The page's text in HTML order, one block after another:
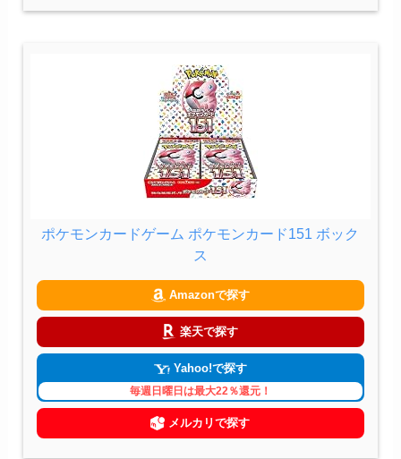
ポケモンカードゲーム ポケモンカード151 ボック
ス
Amazonで探す
楽天で探す
Yahoo!で探す
毎週日曜日は最大22％還元！
メルカリで探す